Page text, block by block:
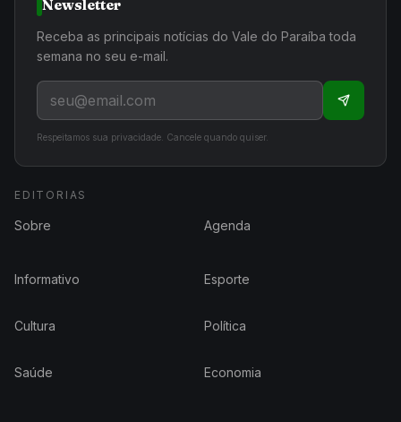
Newsletter
Receba as principais notícias do Vale do Paraíba toda
semana no seu e-mail.
Respeitamos sua privacidade. Cancele quando quiser.
EDITORIAS
Sobre Agenda
Informativo Esporte
Cultura Política
Saúde Economia